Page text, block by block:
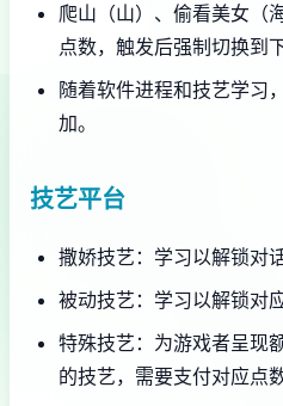
爬山（山）、偷看美女（
点数，触发后强制切换到
随着软件进程和技艺学习
加。
技艺平台
撒娇技艺：学习以解锁对
被动技艺：学习以解锁对
特殊技艺：为游戏者呈现
的技艺，需要支付对应点数